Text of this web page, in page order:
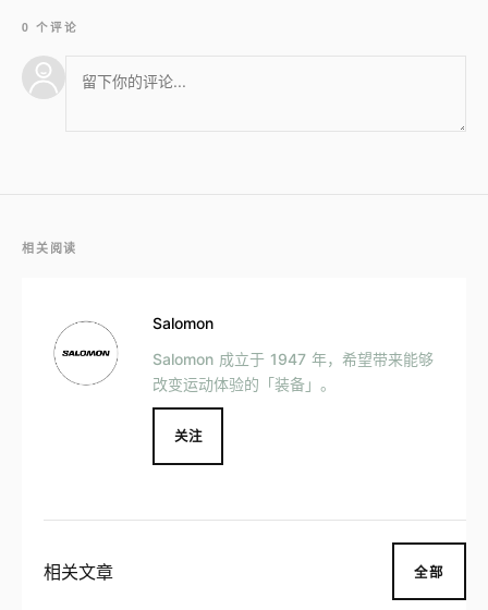
0 个评论
相关阅读
Salomon
Salomon 成立于 1947 年，希望带来能够
改变运动体验的「装备」。
关注
相关文章 全部